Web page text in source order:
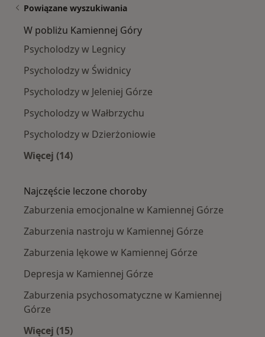
Powiązane wyszukiwania
W pobliżu Kamiennej Góry
Psycholodzy w Legnicy
Psycholodzy w Świdnicy
Psycholodzy w Jeleniej Górze
Psycholodzy w Wałbrzychu
Psycholodzy w Dzierżoniowie
Więcej (14)
Najczęście leczone choroby
Zaburzenia emocjonalne w Kamiennej Górze
Zaburzenia nastroju w Kamiennej Górze
Zaburzenia lękowe w Kamiennej Górze
Depresja w Kamiennej Górze
Zaburzenia psychosomatyczne w Kamiennej
Górze
Więcej (15)